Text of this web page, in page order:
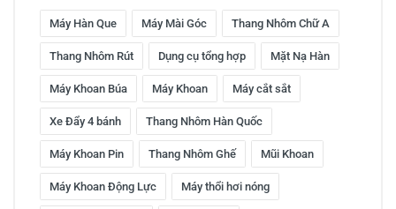
Máy Hàn Que Máy Mài Góc Thang Nhôm Chữ A
Thang Nhôm Rút Dụng cụ tổng hợp Mặt Nạ Hàn
Máy Khoan Búa Máy Khoan Máy cắt sắt
Xe Đẩy 4 bánh Thang Nhôm Hàn Quốc
Máy Khoan Pin Thang Nhôm Ghế Mũi Khoan
Máy Khoan Động Lực Máy thổi hơi nóng